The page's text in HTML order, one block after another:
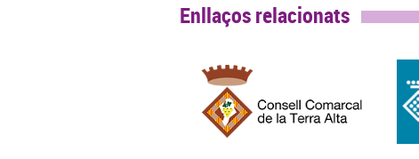
Enllaços relacionats